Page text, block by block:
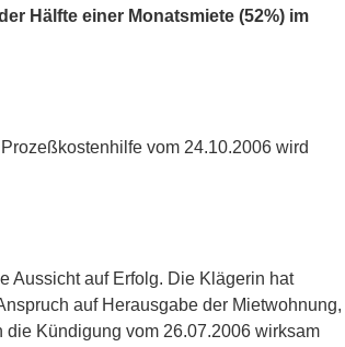
Hälfte einer Monatsmiete (52%) im
vom 24.10.2006 wird
Aussicht auf Erfolg. Die Klägerin hat
auf Herausgabe der Mietwohnung,
Kündigung vom 26.07.2006 wirksam